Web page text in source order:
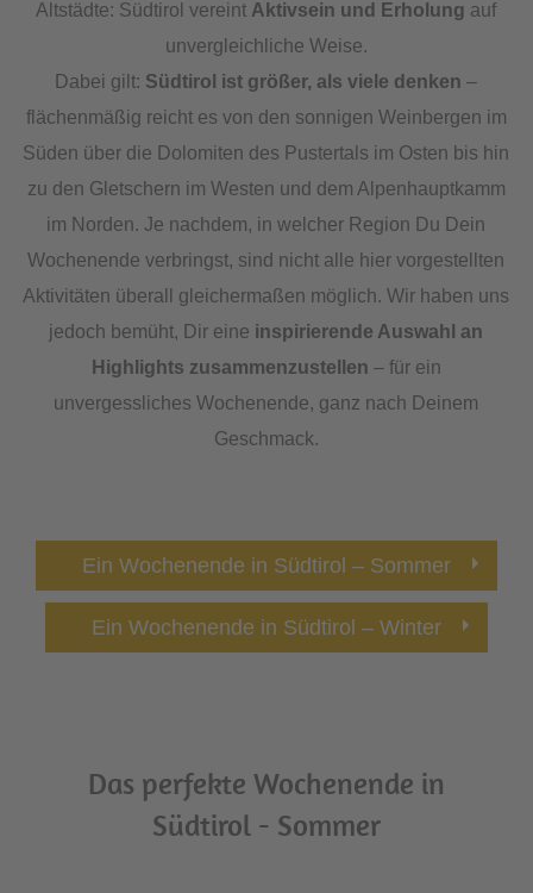
Altstädte: Südtirol vereint Aktivsein und Erholung auf
unvergleichliche Weise.
Dabei gilt: Südtirol ist größer, als viele denken –
flächenmäßig reicht es von den sonnigen Weinbergen im
Süden über die Dolomiten des Pustertals im Osten bis hin
zu den Gletschern im Westen und dem Alpenhauptkamm
im Norden. Je nachdem, in welcher Region Du Dein
Wochenende verbringst, sind nicht alle hier vorgestellten
Aktivitäten überall gleichermaßen möglich. Wir haben uns
jedoch bemüht, Dir eine inspirierende Auswahl an
Highlights zusammenzustellen – für ein
unvergessliches Wochenende, ganz nach Deinem
Geschmack.
Ein Wochenende in Südtirol – Sommer
Ein Wochenende in Südtirol – Winter
Das perfekte Wochenende in
Südtirol - Sommer